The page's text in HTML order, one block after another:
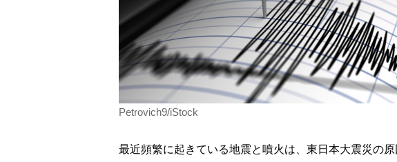
Petrovich9/iStock
最近頻繁に起きている地震と噴火は、東日本大震災の